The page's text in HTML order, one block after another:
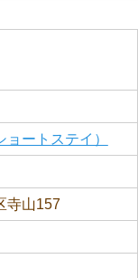
ートステイ）
寺山157